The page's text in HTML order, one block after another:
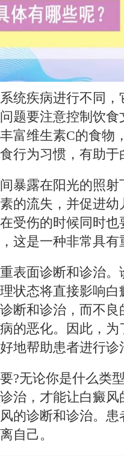
疾病进行不同，
题要注意控制饮
富维生素C的食物
行为习惯，有助于
露在阳光的照射
的流失，并促进
受伤的时候同时
这是一种非常具有
面诊断和诊治。
状态将直接影响
断和诊治，而不
的恶化。因此，
地帮助患者进行诊
无论你是什么类
治，才能让白癜
的诊断和诊治。
自己。